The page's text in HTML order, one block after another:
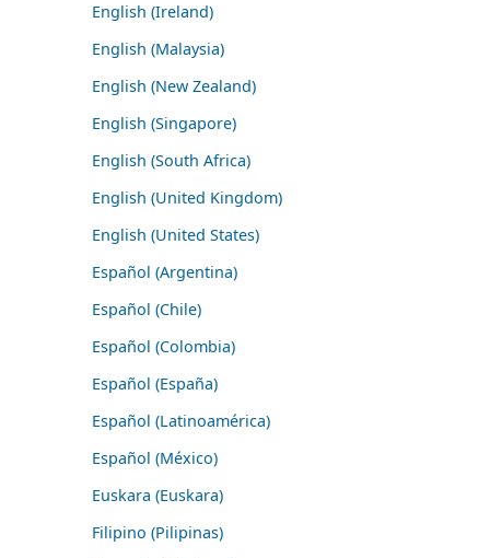
English (Ireland)
English (Malaysia)
English (New Zealand)
English (Singapore)
English (South Africa)
English (United Kingdom)
English (United States)
Español (Argentina)
Español (Chile)
Español (Colombia)
Español (España)
Español (Latinoamérica)
Español (México)
Euskara (Euskara)
Filipino (Pilipinas)